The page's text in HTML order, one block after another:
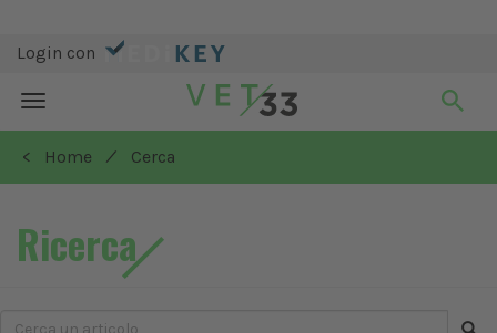
Login con
Toggle
navigation
< Home
/ Cerca
Ricerca